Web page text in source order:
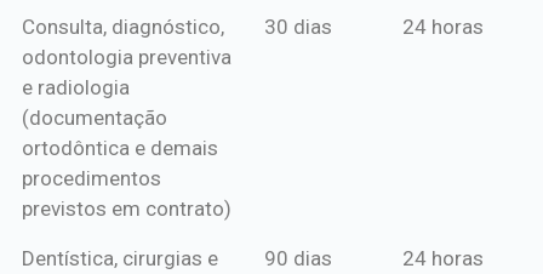
mensal*
de crédito
Consulta, diagnóstico,
odontologia preventiva
e radiologia
(documentação
ortodôntica e demais
procedimentos
previstos em contrato)
30 dias 24 horas
Dentística, cirurgias e
90 dias 24 horas